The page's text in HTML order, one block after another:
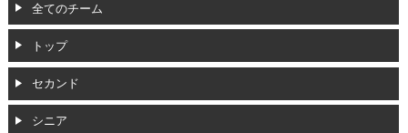
スケジュール
選手/スタッフ紹介
フォトアルバム
全てのチーム
トップ
セカンド
シニア